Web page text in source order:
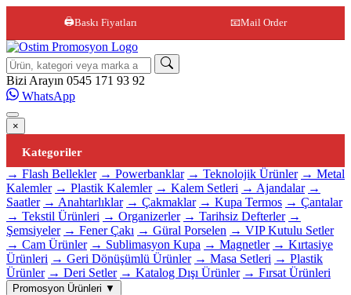
🖨️Baskı Fiyatları 📧Mail Order
Site içi arama
Bizi Arayın 0545 171 93 92
WhatsApp
×
Kategoriler
→ Flash Bellekler → Powerbanklar → Teknolojik Ürünler → Metal
Kalemler → Plastik Kalemler → Kalem Setleri → Ajandalar →
Saatler → Anahtarlıklar → Çakmaklar → Kupa Termos → Çantalar
→ Tekstil Ürünleri → Organizerler → Tarihsiz Defterler →
Şemsiyeler → Fener Çakı → Güral Porselen → VIP Kutulu Setler
→ Cam Ürünler → Sublimasyon Kupa → Magnetler → Kırtasiye
Ürünleri → Geri Dönüşümlü Ürünler → Masa Setleri → Plastik
Ürünler → Deri Setler → Katalog Dışı Ürünler → Fırsat Ürünleri
Promosyon Ürünleri ▼